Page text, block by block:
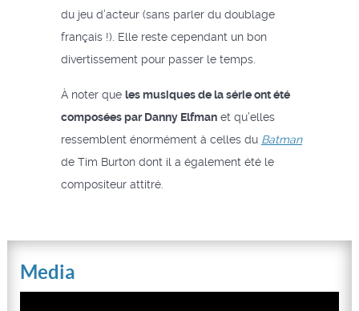
du jeu d’acteur (sans parler du doublage
français !). Elle reste cependant un bon
divertissement pour passer le temps.
À noter que les musiques de la série ont été
composées par Danny Elfmanet qu’elles
ressemblent énormément à celles du Batman
de Tim Burton dont il a également été le
compositeur attitré.
Media